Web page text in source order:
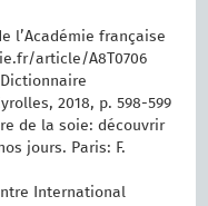
l’Académie française
article/A8T0706
2018, p. 598-599
de la soie: découvrir
jours. Paris: F.
International